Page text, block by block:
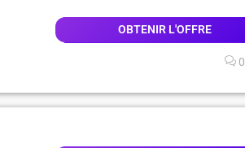
OBTENIR L'OFFRE
0